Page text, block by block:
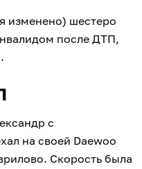
изменено) шестеро
после ДТП,
с
на своей Daewoo
Скорость была